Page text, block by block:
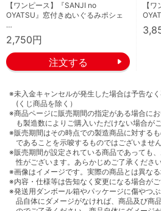
【ワンピース】『SANJI no
OYATSU』窓付きぬいぐるみポシェ
…
2,750円
【
※未入金キャンセルが発生した場合は予告な
(くじ商品を除く）
※商品ページに販売期間の指定がある場合に
も製造数によりご購入いただけない場合がご
※販売期間はその時点での製造商品に対する
であることを示唆するものではございません
※販売期間が設定されている商品であっても
性がございます。あらかじめご了承ください
※画像はイメージです。実際の商品とは異なる
※内容・仕様等は告知なく変更になる場合がご
※発送用ダンボール箱やパッケージに傷やつ
品自体にダメージがなければ、商品及び商